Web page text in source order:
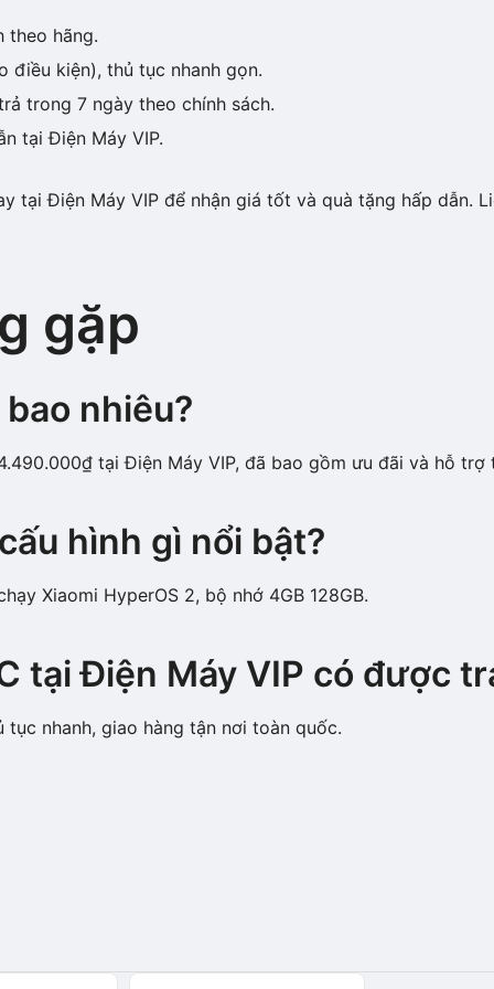
theo hãng.
điều kiện), thủ tục nhanh gọn.
trong 7 ngày theo chính sách.
tại Điện Máy VIP.
tại Điện Máy VIP để nhận giá tốt và quà tặng hấp dẫn.
gặp
nhiêu?
tại Điện Máy VIP, đã bao gồm ưu đãi và hỗ trợ
hình gì nổi bật?
Xiaomi HyperOS 2, bộ nhớ 4GB 128GB.
tại Điện Máy VIP có được
nhanh, giao hàng tận nơi toàn quốc.